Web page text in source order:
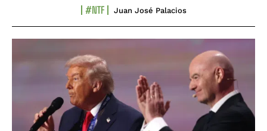
#NTF Juan José Palacios